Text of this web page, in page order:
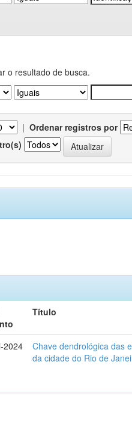
o resultado de busca.
| Ordenar registros por
Título
2024
Chave dendrológica das
da cidade do Rio de